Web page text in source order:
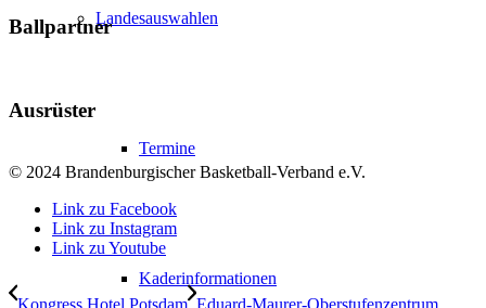
Landesauswahlen
Termine
Kaderinformationen
Ballpartner
Ausrüster
© 2024 Brandenburgischer Basketball-Verband e.V.
Link zu Facebook
Link zu Instagram
Link zu Youtube
Kongress Hotel Potsdam Eduard-Maurer-Oberstufenzentrum